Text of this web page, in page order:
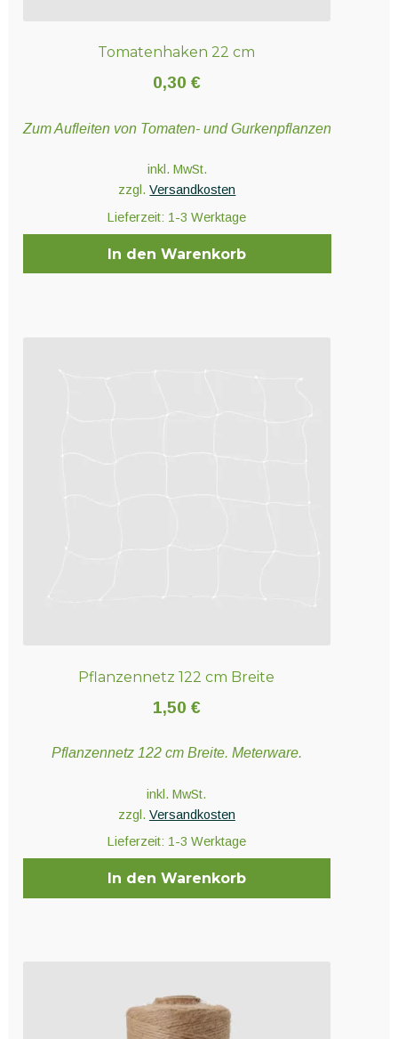
Tomatenhaken 22 cm
0,30 €
Zum Aufleiten von Tomaten- und Gurkenpflanzen
inkl. MwSt.
zzgl.Versandkosten
Lieferzeit: 1-3 Werktage
In den Warenkorb
Pflanzennetz 122 cm Breite
1,50 €
Pflanzennetz 122 cm Breite. Meterware.
inkl. MwSt.
zzgl. Versandkosten
Lieferzeit: 1-3 Werktage
In den Warenkorb